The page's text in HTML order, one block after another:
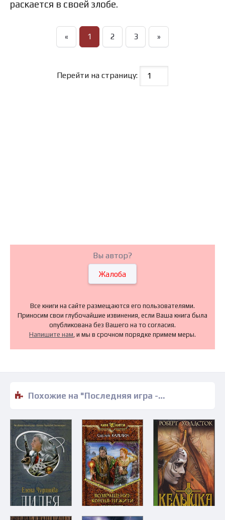
раскается в своей злобе.
« 1 2 3 »
Перейти на страницу:
Вы автор?
Жалоба
Все книги на сайте размещаются его пользователями.
Приносим свои глубочайшие извинения, если Ваша книга была
опубликована без Вашего на то согласия.
Напишите нам, и мы в срочном порядке примем меры.
Похожие на "Последняя игра - Дэвид Эддингс" книги читать бесплатно полные версии